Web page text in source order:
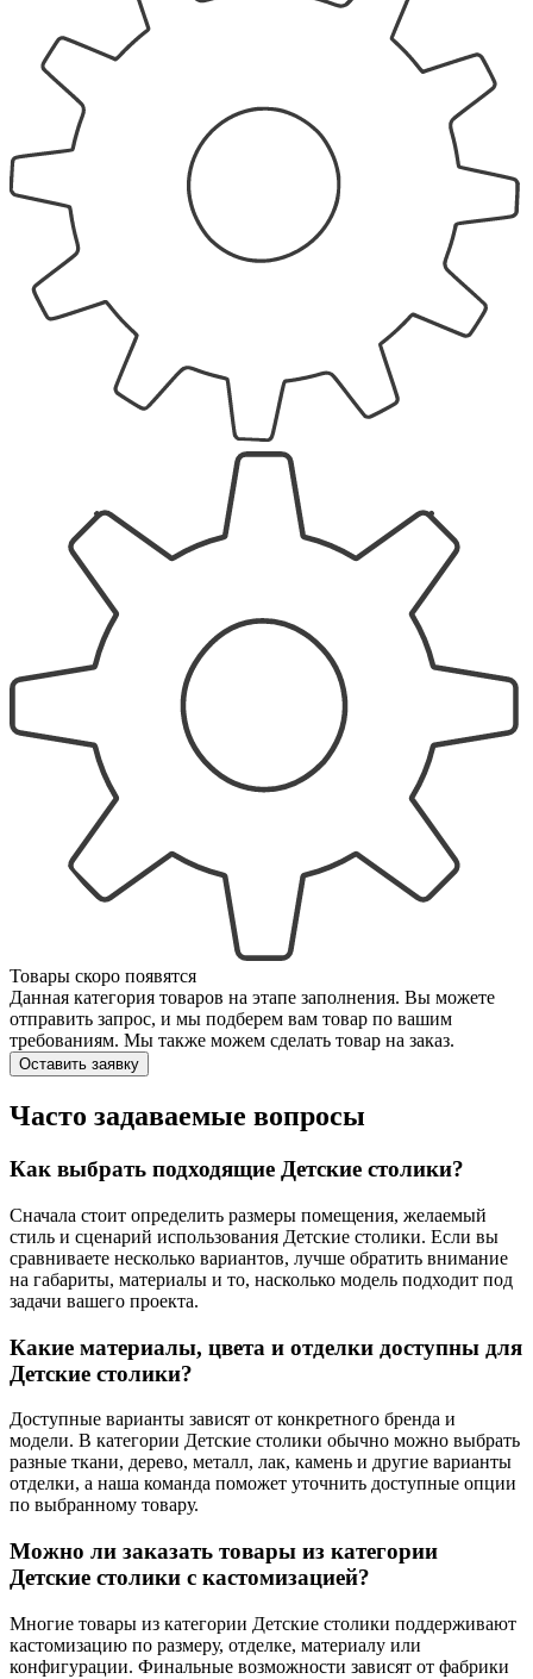
Товары скоро появятся
Данная категория товаров на этапе заполнения. Вы можете
отправить запрос, и мы подберем вам товар по вашим
требованиям. Мы также можем сделать товар на заказ.
Оставить заявку
Часто задаваемые вопросы
Как выбрать подходящие Детские столики?
Сначала стоит определить размеры помещения, желаемый
стиль и сценарий использования Детские столики. Если вы
сравниваете несколько вариантов, лучше обратить внимание
на габариты, материалы и то, насколько модель подходит под
задачи вашего проекта.
Какие материалы, цвета и отделки доступны для
Детские столики?
Доступные варианты зависят от конкретного бренда и
модели. В категории Детские столики обычно можно выбрать
разные ткани, дерево, металл, лак, камень и другие варианты
отделки, а наша команда поможет уточнить доступные опции
по выбранному товару.
Можно ли заказать товары из категории
Детские столики с кастомизацией?
Многие товары из категории Детские столики поддерживают
кастомизацию по размеру, отделке, материалу или
конфигурации. Финальные возможности зависят от фабрики